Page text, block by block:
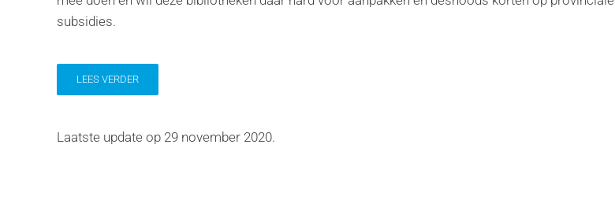
subsidies.
LEES VERDER
Laatste update op 29 november 2020.